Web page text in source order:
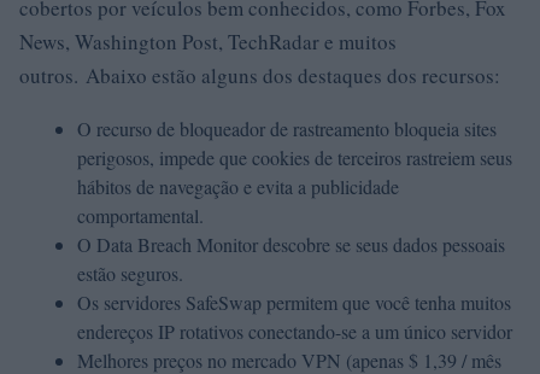
cobertos por veículos bem conhecidos, como Forbes, Fox
News, Washington Post, TechRadar e muitos
outros. Abaixo estão alguns dos destaques dos recursos:
O recurso de bloqueador de rastreamento bloqueia sites
perigosos, impede que cookies de terceiros rastreiem seus
hábitos de navegação e evita a publicidade
comportamental.
O Data Breach Monitor descobre se seus dados pessoais
estão seguros.
Os servidores SafeSwap permitem que você tenha muitos
endereços IP rotativos conectando-se a um único servidor
Melhores preços no mercado VPN (apenas $ 1,39 / mês